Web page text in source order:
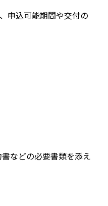
申込可能期間や交付の
などの必要書類を添え